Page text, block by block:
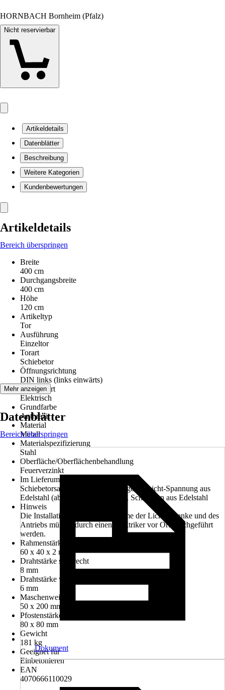
HORNBACH Bornheim (Pfalz)
Nicht reservierbar
Artikeldetails
Datenblätter
Beschreibung
Weitere Kategorien
Kundenbewertungen
Artikeldetails
Bereich überspringen
Breite
400 cm
Durchgangsbreite
400 cm
Höhe
120 cm
Artikeltyp
Tor
Ausführung
Einzeltor
Torart
Schiebetor
Öffnungsrichtung
DIN links (links einwärts)
Antriebsart
Elektrisch
Grundfarbe
Anthrazit
Material
Metall
Materialspezifizierung
Stahl
Oberfläche/Oberflächenbehandlung
Feuerverzinkt
Im Lieferumfang enthalten
Schiebetorsatz mit Laufrollen, Gegengewicht-Spannung aus
Edelstahl (ab 5000 mm Torbreite), Schrauben aus Edelstahl
Hinweis
Die Installation und Inbetriebnahme der Lichtschranke und des
Antriebs müssen durch einen Elektriker vor Ort durchgeführt
werden.
Rahmenstärke
60 x 40 x 2 mm
Drahtstärke senkrecht
8 mm
Drahtstärke waagerecht
6 mm
Maschenweite
50 x 200 mm
Pfostenstärke
80 x 80 mm
Gewicht
181 kg
Geeignet für
Einbetonieren
EAN
4070666110029
Mehr anzeigen
Datenblätter
Bereich überspringen
Dokument